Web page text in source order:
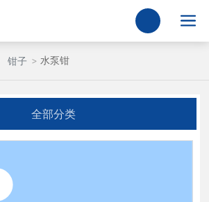
钳子 水泵钳
全部分类